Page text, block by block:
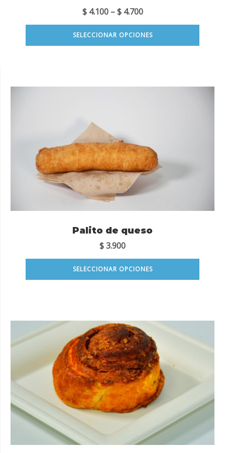
$4.100 – $4.700
SELECCIONAR OPCIONES
Palito de queso
$3.900
SELECCIONAR OPCIONES